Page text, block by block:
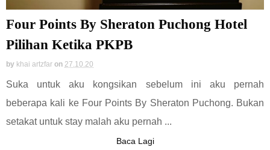
Four Points By Sheraton Puchong Hotel
Pilihan Ketika PKPB
by khai artzfar on 27.10.20
Suka untuk aku kongsikan sebelum ini aku pernah
beberapa kali ke Four Points By Sheraton Puchong. Bukan
setakat untuk stay malah aku pernah ...
Baca Lagi